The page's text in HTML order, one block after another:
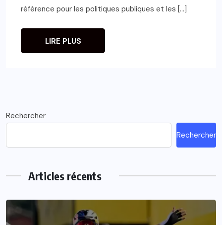
référence pour les politiques publiques et les […]
LIRE PLUS
Rechercher
Rechercher
Articles récents